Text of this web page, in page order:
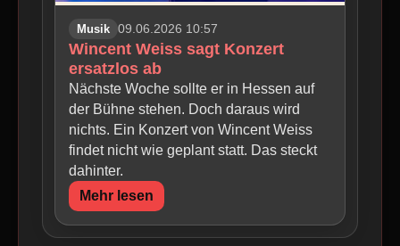
Musik 09.06.2026 10:57
Wincent Weiss sagt Konzert
ersatzlos ab
Nächste Woche sollte er in Hessen auf
der Bühne stehen. Doch daraus wird
nichts. Ein Konzert von Wincent Weiss
findet nicht wie geplant statt. Das steckt
dahinter.
Mehr lesen